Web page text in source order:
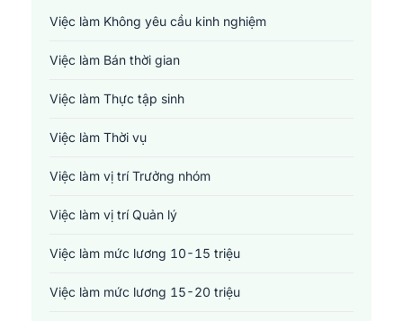
Xây dựng
Y tế - Chăm sóc sức khỏe
Việc làm Không yêu cầu kinh nghiệm
Việc làm Bán thời gian
Việc làm Thực tập sinh
Việc làm Thời vụ
Việc làm vị trí Trưởng nhóm
Việc làm vị trí Quản lý
Việc làm mức lương 10-15 triệu
Việc làm mức lương 15-20 triệu